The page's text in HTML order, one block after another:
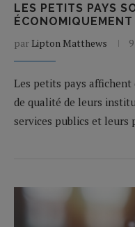
LES PETITS PAYS
ÉCONOMIQUEMENT
par Lipton Matthews
Les petits pays
de qualité de leurs
services publics et